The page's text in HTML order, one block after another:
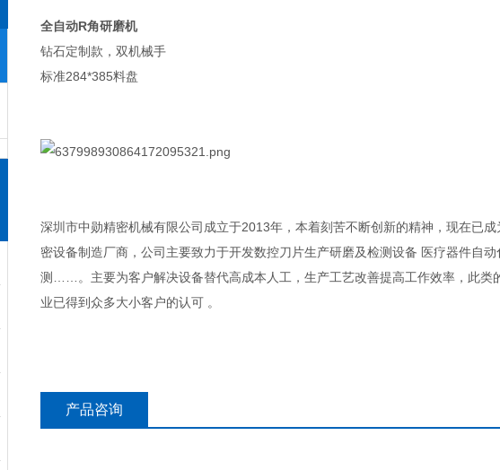
全自动R角研磨机
钻石定制款，双机械手
标准284*385料盘
深圳市中勋精密机械有限公司成立于2013年，本着刻苦不断创新的精神，现在已
密设备制造厂商，公司主要致力于开发数控刀片生产研磨及检测设备 医疗器件自
测……。主要为客户解决设备替代高成本人工，生产工艺改善提高工作效率，此类
业已得到众多大小客户的认可 。
产品咨询